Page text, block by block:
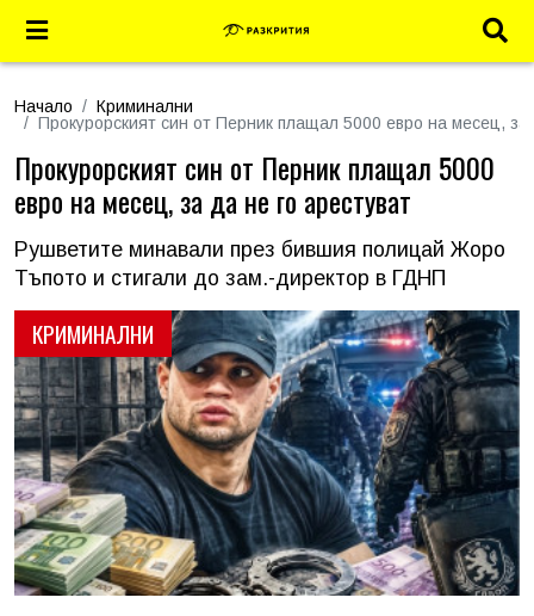
Начало
Криминални
Прокурорският син от Перник плащал 5000 евро на месец, за
КРИМИНАЛНИ
Прокурорският син от Перник плащал 5000
евро на месец, за да не го арестуват
Рушветите минавали през бившия полицай Жоро
Тъпото и стигали до зам.-директор в ГДНП